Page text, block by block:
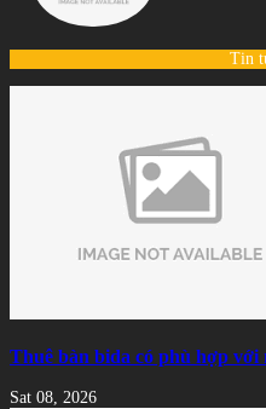
Tin
Thuê bàn bida có phù hợp
Sat 08, 2026